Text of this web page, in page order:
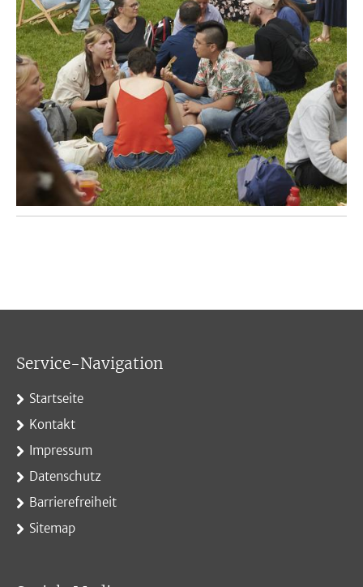
Service-Navigation
Startseite
Kontakt
Impressum
Datenschutz
Barrierefreiheit
Sitemap